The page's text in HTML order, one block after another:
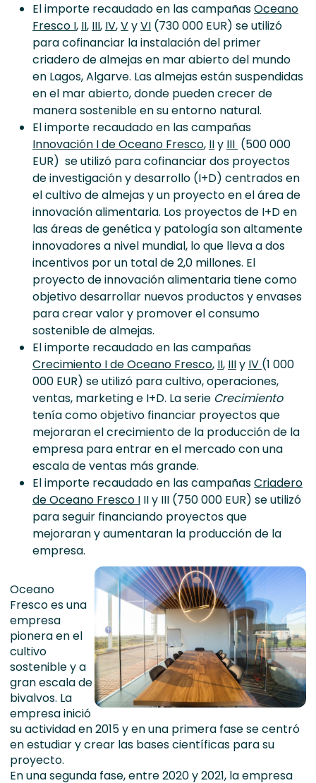
El importe recaudado en las campañasOceano
Fresco I, II, III, IV,VyVI (730 000 EUR) se utilizó
para cofinanciar la instalación del primer
criadero de almejas en mar abierto del mundo
en Lagos, Algarve. Las almejas están suspendidas
en el mar abierto, donde pueden crecer de
manera sostenible en su entorno natural.
El importe recaudado en las campañas
Innovación I de Oceano Fresco, IIy III (500 000
EUR) se utilizó para cofinanciar dos proyectos
de investigación y desarrollo (I+D) centrados en
el cultivo de almejas y un proyecto en el área de
innovación alimentaria. Los proyectos de I+D en
las áreas de genética y patología son altamente
innovadores a nivel mundial, lo que lleva a dos
incentivos por un total de 2,0 millones. El
proyecto de innovación alimentaria tiene como
objetivo desarrollar nuevos productos y envases
para crear valor y promover el consumo
sostenible de almejas.
El importe recaudado en las campañas
Crecimiento I de Oceano Fresco, II, IIIy IV (1 000
000 EUR) se utilizó para cultivo, operaciones,
ventas, marketing e I+D. La serie Crecimiento
tenía como objetivo financiar proyectos que
mejoraran el crecimiento de la producción de la
empresa para entrar en el mercado con una
escala de ventas más grande.
El importe recaudado en las campañasCriadero
de Oceano Fresco I II y III (750 000 EUR) se utilizó
para seguir financiando proyectos que
mejoraran y aumentaran la producción de la
empresa.
Oceano
Fresco es una
empresa
pionera en el
cultivo
sostenible y a
gran escala de
bivalvos. La
empresa inició
su actividad en 2015 y en una primera fase se centró
en estudiar y crear las bases científicas para su
proyecto.
En una segunda fase, entre 2020 y 2021, la empresa